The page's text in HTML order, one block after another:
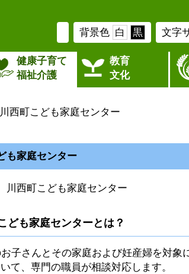
背景色 白 黒 文字
健康子育て
福祉介護
教育
文化
西町こども家庭センター
も家庭センター
川西町こども家庭センター
ども家庭センターとは？
子さんとその家庭および妊産婦を対象
て、専門の職員が相談対応します。